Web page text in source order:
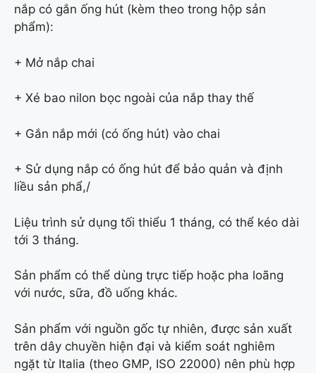
nắp có gắn ống hút (kèm theo trong hộp sản
phẩm):
+ Mở nắp chai
+ Xé bao nilon bọc ngoài của nắp thay thế
+ Gắn nắp mới (có ống hút) vào chai
+ Sử dụng nắp có ống hút để bảo quản và định
liều sản phẩ,/
Liệu trình sử dụng tối thiểu 1 tháng, có thể kéo dài
tới 3 tháng.
Sản phẩm có thể dùng trực tiếp hoặc pha loãng
với nước, sữa, đồ uống khác.
Sản phẩm với nguồn gốc tự nhiên, được sản xuất
trên dây chuyền hiện đại và kiểm soát nghiêm
ngặt từ Italia (theo GMP, ISO 22000) nên phù hợp